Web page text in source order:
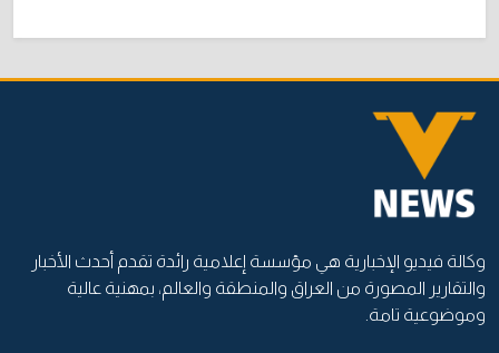
وكالة فيديو الإخبارية هي مؤسسة إعلامية رائدة تقدم أحدث الأخبار
والتقارير المصورة من العراق والمنطقة والعالم، بمهنية عالية
وموضوعية تامة.